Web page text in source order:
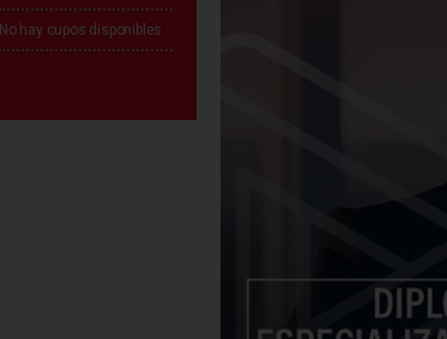
No hay cupos disponibles